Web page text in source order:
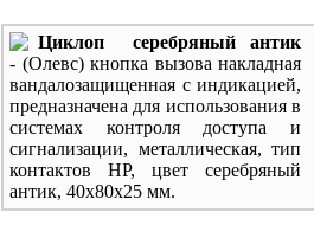
Циклоп серебряный антик
- (Олевс) кнопка вызова накладная
вандалозащищенная c индикацией,
предназначена для использования в
системах контроля доступа и
сигнализации, металлическая, тип
контактов НР, цвет серебряный
антик, 40х80х25 мм.